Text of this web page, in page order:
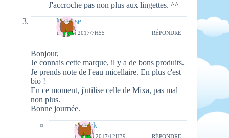
J'accroche pas non plus aux lingettes. ^^
Mousse
16 JUIN 2017/7H55 RÉPONDRE
Bonjour,
Je connais cette marque, il y a de bons produits.
Je prends note de l'eau micellaire. En plus c'est
bio !
En ce moment, j'utilise celle de Mixa, pas mal
non plus.
Bonne journée.
natieak
18 JUIN 2017/12H39 RÉPONDRE